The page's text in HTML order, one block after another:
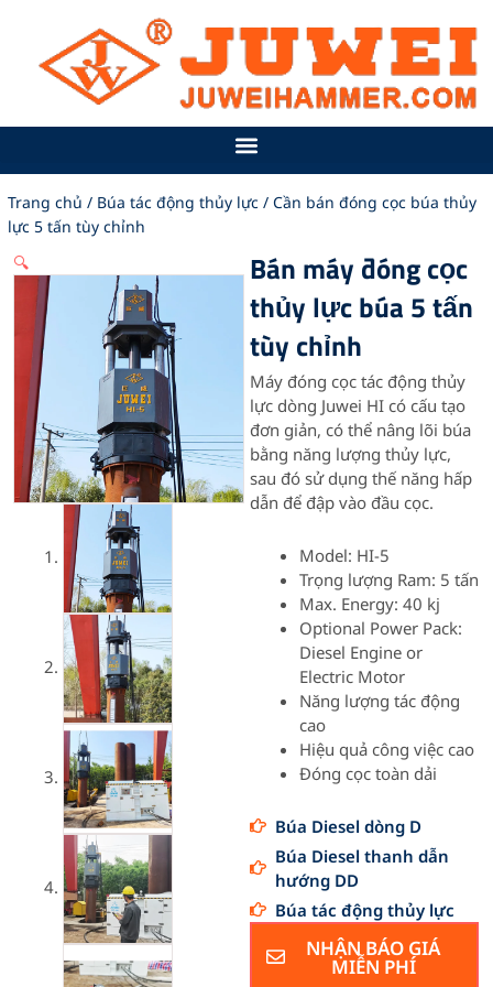
Trang chủ / Búa tác động thủy lực / Cần bán đóng cọc búa thủy
lực 5 tấn tùy chỉnh
🔍
Bán máy đóng cọc
thủy lực búa 5 tấn
tùy chỉnh
Máy đóng cọc tác động thủy
lực dòng Juwei HI có cấu tạo
đơn giản, có thể nâng lõi búa
bằng năng lượng thủy lực,
sau đó sử dụng thế năng hấp
dẫn để đập vào đầu cọc.
Model: HI-5
Trọng lượng Ram: 5 tấn
Max. Energy: 40 kj
Optional Power Pack:
Diesel Engine or
Electric Motor
Năng lượng tác động
cao
Hiệu quả công việc cao
Đóng cọc toàn dải
Búa Diesel dòng D
Búa Diesel thanh dẫn
hướng DD
Búa tác động thủy lực
NHẬN BÁO GIÁ
MIỄN PHÍ